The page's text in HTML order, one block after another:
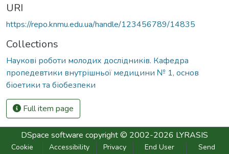
URI
https://repo.knmu.edu.ua/handle/123456789/14835
Collections
Наукові роботи молодих дослідників. Кафедра
пропедевтики внутрішньої медицини № 1, основ
біоетики та біобезпеки
Full item page
DSpace software copyright © 2002-2026 LYRASIS
Cookie
Accessibility
Privacy
End User
Send